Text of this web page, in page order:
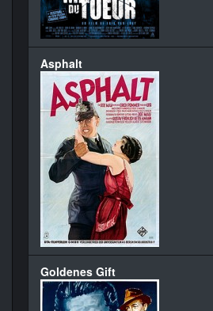
Asphalt
Goldenes Gift